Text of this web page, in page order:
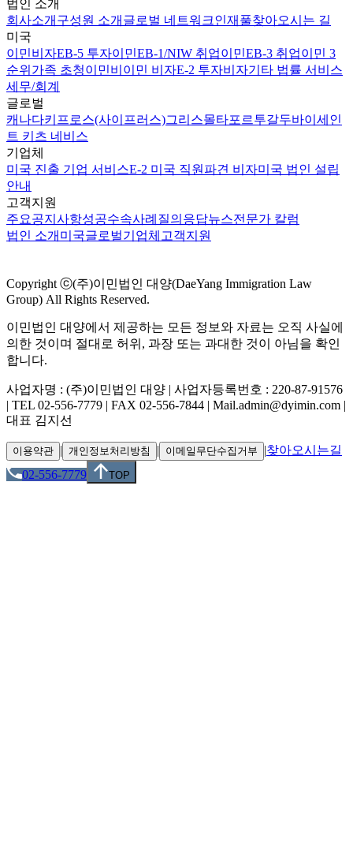
법인 소개
회사소개 구성원 소개 글로벌 네트워크인재풀찾아오시는 길
미국
이민비자EB-5 투자이민EB-1/NIW 취업이민EB-3 취업이민 3
순위 가족 초청이민비이민 비자E-2 투자비자기타 법률 서비스
세무/회계
글로벌
캐나다키프로스(사이프러스)그리스몰타포르투갈두바이 세인
트 키츠 네비스
기업체
미국 진출 기업 서비스E-2 미국 직원파견 비자미국 법인 설립
안내
고객지원
주요공지사항성공수속사례 질의응답뉴스전문가 칼럼
법인 소개 미국글로벌기업체 고객지원
Copyright ⓒ(주)이민법인 대양(DaeYang Immigration Law
Group) All Rights Reserved.
이민법인 대양에서 제공하는 모든 정보와 자료는 오직 사실에
의한 것이며 절대로 허위, 과장 또는 과대한 것이 아님을 확인
합니다.
사업자명 : (주)이민법인 대양 | 사업자등록번호 : 220-87-91576
| TEL 02-556-7779 | FAX 02-556-7844 | Mail.admin@dyimin.com |
대표 김지선
이용약관 | 개인정보처리방침 | 이메일무단수집거부 |찾아오시는길
02-556-7779
TOP